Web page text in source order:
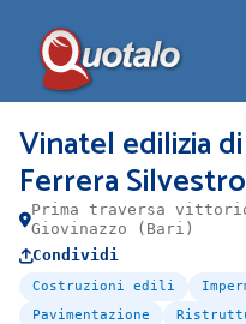
Vinatel edilizia
Ferrera Silvestro
Prima traversa
Giovinazzo (Bari)
Condividi
Costruzioni edili
Pavimentazione